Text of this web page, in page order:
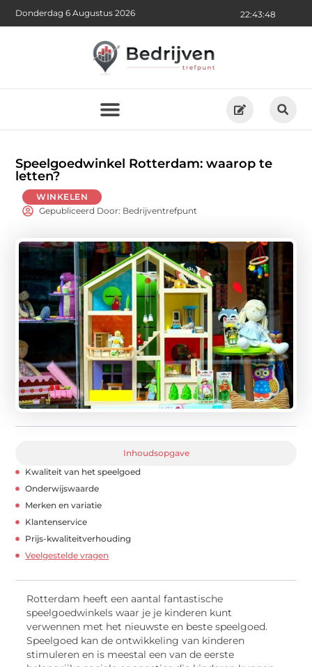
22:43:50
Donderdag 6 Augustus 2026
Speelgoedwinkel Rotterdam: waarop te
letten?
WINKELEN
Gepubliceerd Door: Bedrijventrefpunt
Inhoudsopgave
Kwaliteit van het speelgoed
Onderwijswaarde
Merken en variatie
Klantenservice
Prijs-kwaliteitverhouding
Veelgestelde vragen
Rotterdam heeft een aantal fantastische
speelgoedwinkels waar je je kinderen kunt
verwennen met het nieuwste en beste speelgoed.
Speelgoed kan de ontwikkeling van kinderen
stimuleren en is meestal een van de eerste